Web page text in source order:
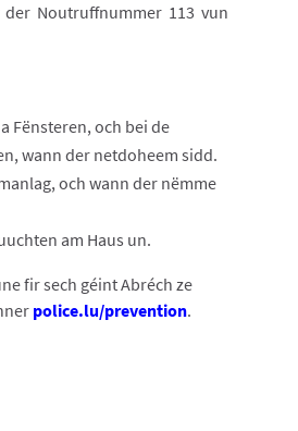
Noutruffnummer 113 vun
Fënsteren, och bei de
wann der netdoheem sidd.
och wann der nëmme
am Haus un.
fir sech géint Abréch ze
police.lu/prevention.